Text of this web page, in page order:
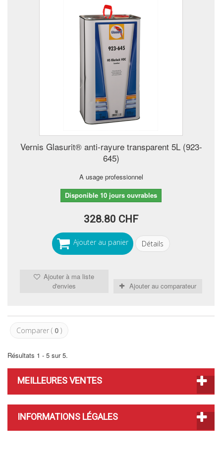
Vernis Glasurit® anti-rayure transparent 5L (923-
645)
A usage professionnel
Disponible 10 jours ouvrables
328.80 CHF
Ajouter au panier Détails
Ajouter à ma liste
d'envies
Ajouter au comparateur
Comparer ( 0 )
Résultats 1 - 5 sur 5.
MEILLEURES VENTES
INFORMATIONS LÉGALES